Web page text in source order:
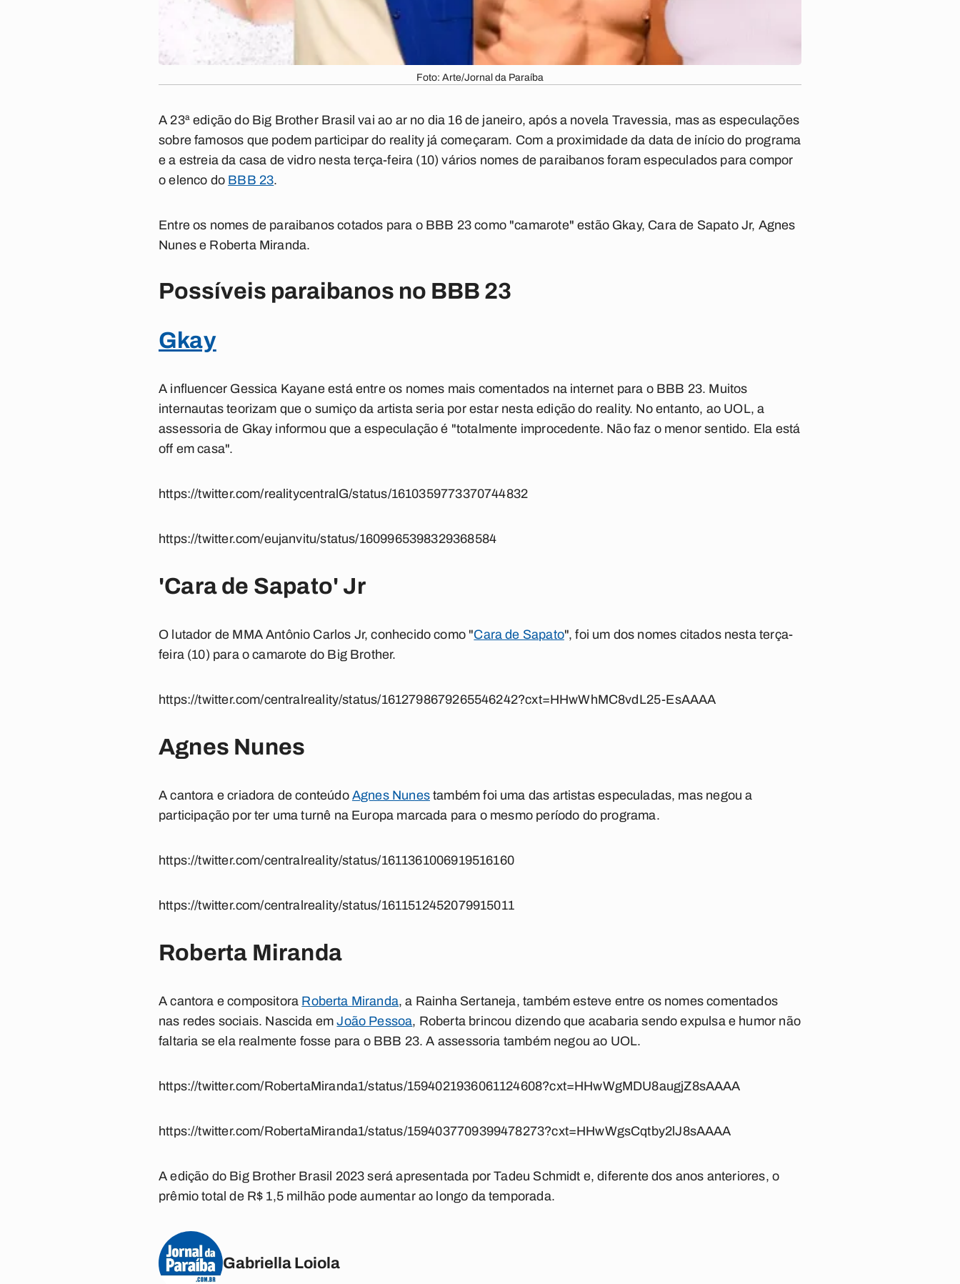
Foto: Arte/Jornal da Paraíba
A 23ª edição do Big Brother Brasil vai ao ar no dia 16 de janeiro, após a novela Travessia, mas as especulações
sobre famosos que podem participar do reality já começaram. Com a proximidade da data de início do programa
e a estreia da casa de vidro nesta terça-feira (10) vários nomes de paraibanos foram especulados para compor
o elenco do BBB 23.
Entre os nomes de paraibanos cotados para o BBB 23 como "camarote" estão Gkay, Cara de Sapato Jr, Agnes
Nunes e Roberta Miranda.
Possíveis paraibanos no BBB 23
Gkay
A influencer Gessica Kayane está entre os nomes mais comentados na internet para o BBB 23. Muitos
internautas teorizam que o sumiço da artista seria por estar nesta edição do reality. No entanto, ao UOL, a
assessoria de Gkay informou que a especulação é "totalmente improcedente. Não faz o menor sentido. Ela está
off em casa".
https://twitter.com/realitycentralG/status/1610359773370744832
https://twitter.com/eujanvitu/status/1609965398329368584
'Cara de Sapato' Jr
O lutador de MMA Antônio Carlos Jr, conhecido como "Cara de Sapato", foi um dos nomes citados nesta terça-
feira (10) para o camarote do Big Brother.
https://twitter.com/centralreality/status/1612798679265546242?cxt=HHwWhMC8vdL25-EsAAAA
Agnes Nunes
A cantora e criadora de conteúdo Agnes Nunestambém foi uma das artistas especuladas, mas negou a
participação por ter uma turnê na Europa marcada para o mesmo período do programa.
https://twitter.com/centralreality/status/1611361006919516160
https://twitter.com/centralreality/status/1611512452079915011
Roberta Miranda
A cantora e compositora Roberta Miranda, a Rainha Sertaneja, também esteve entre os nomes comentados
nas redes sociais. Nascida emJoão Pessoa, Roberta brincou dizendo que acabaria sendo expulsa e humor não
faltaria se ela realmente fosse para o BBB 23. A assessoria também negou ao UOL.
https://twitter.com/RobertaMiranda1/status/1594021936061124608?cxt=HHwWgMDU8augjZ8sAAAA
https://twitter.com/RobertaMiranda1/status/1594037709399478273?cxt=HHwWgsCqtby2lJ8sAAAA
A edição do Big Brother Brasil 2023 será apresentada por Tadeu Schmidt e, diferente dos anos anteriores, o
prêmio total de R$ 1,5 milhão pode aumentar ao longo da temporada.
Gabriella Loiola